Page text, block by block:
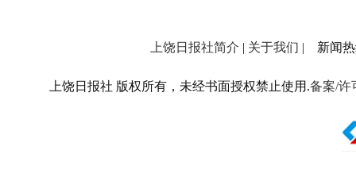
上饶日报社简介 | 关于我们 | 新闻热
上饶日报社 版权所有，未经书面授权禁止使用.备案/许